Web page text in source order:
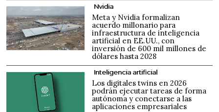
Nvidia
Meta y Nvidia formalizan
acuerdo millonario para
infraestructura de inteligencia
artificial en EE.UU., con
inversión de 600 mil millones de
dólares hasta 2028
Inteligencia artificial
Los digitales twins en 2026
podrán ejecutar tareas de forma
autónoma y conectarse a las
aplicaciones empresariales